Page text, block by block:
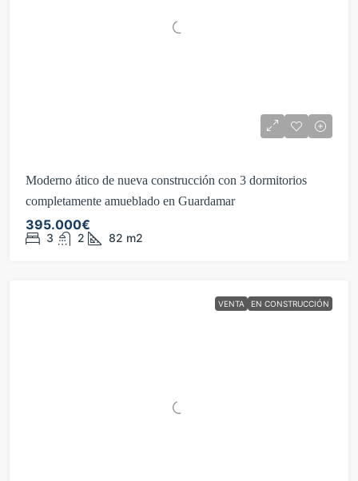
Moderno ático de nueva construcción con 3 dormitorios
completamente amueblado en Guardamar
395.000€
3 2 82 m2
VENTA EN CONSTRUCCIÓN